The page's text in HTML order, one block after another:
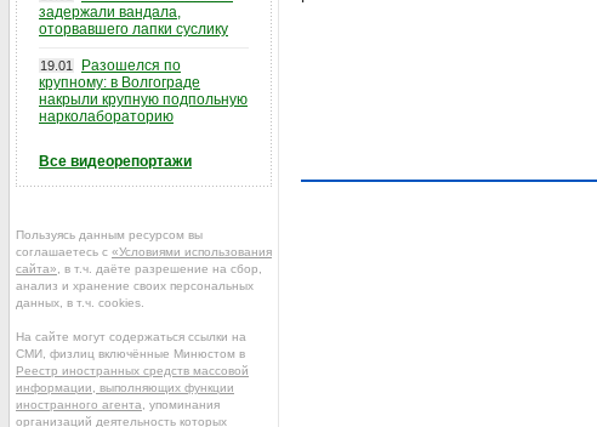
задержали вандала,
оторвавшего лапки суслику
19.01
Разошелся по
крупному: в Волгограде
накрыли крупную подпольную
нарколабораторию
Все видеорепортажи
Пользуясь данным ресурсом вы
соглашаетесь с «Условиями использования
сайта» , в т.ч. даёте разрешение на сбор,
анализ и хранение своих персональных
данных, в т.ч. cookies.
На сайте могут содержаться ссылки на
СМИ, физлиц включённые Минюстом в
Реестр иностранных средств массовой
информации, выполняющих функции
иностранного агента , упоминания
организаций деятельность которых